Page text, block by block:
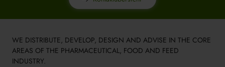
WE DISTRIBUTE, DEVELOP, DESIGN AND ADVISE IN THE CORE
AREAS OF THE PHARMACEUTICAL, FOOD AND FEED
INDUSTRY.